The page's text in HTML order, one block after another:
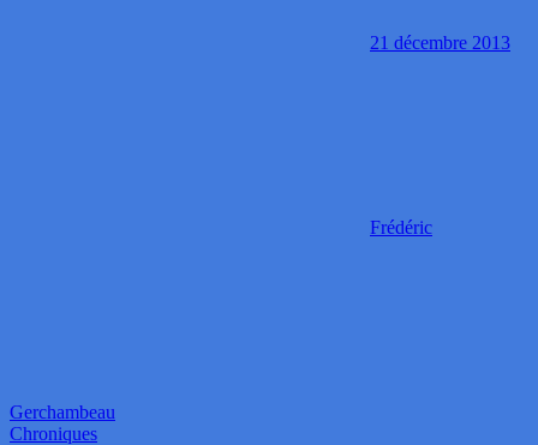
21 décembre 2013
Frédéric
Gerchambeau
Chroniques